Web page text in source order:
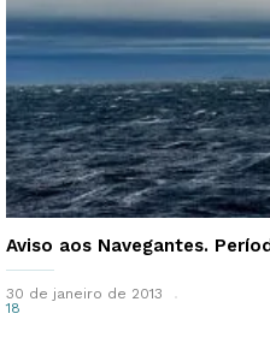
Aviso aos Navegantes.
30 de janeiro de 2013
18